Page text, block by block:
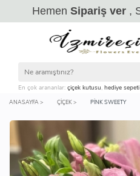
Hemen Sipariş ver,
En çok arananlar: çiçek kutusu, hediye sepeti
ANASAYFA > ÇIÇEK > PINK SWEETY